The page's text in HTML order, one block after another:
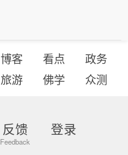
博客 看点
政务
旅游 佛学 众测
反馈 登录